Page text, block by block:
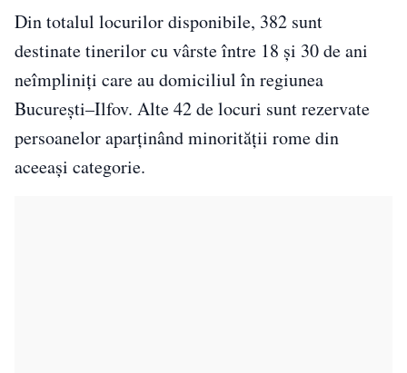
Din totalul locurilor disponibile, 382 sunt
destinate tinerilor cu vârste între 18 și 30 de ani
neîmpliniți care au domiciliul în regiunea
București–Ilfov. Alte 42 de locuri sunt rezervate
persoanelor aparținând minorității rome din
aceeași categorie.